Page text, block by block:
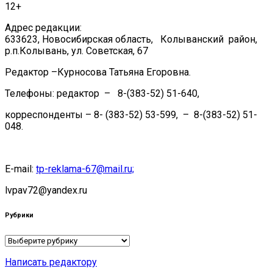
12+
Адрес редакции:
633623, Новосибирская область, Колыванский район,
р.п.Колывань, ул. Советская, 67
Редактор –Курносова Татьяна Егоровна.
Телефоны: редактор – 8-(383-52) 51-640,
корреспонденты – 8- (383-52) 53-599, – 8-(383-52) 51-
048.
E-mail: tp-reklama-67@mail.ru;
lvpav72@yandex.ru
Рубрики
Рубрики
Написать редактору